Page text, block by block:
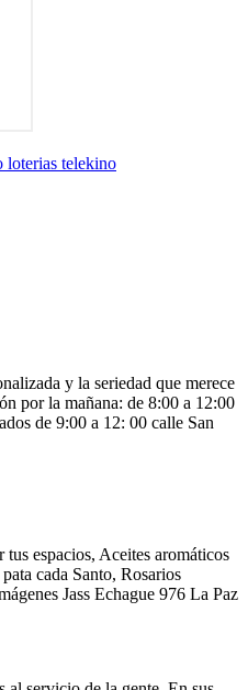
loterias telekino
y la seriedad que merece
por la mañana: de 8:00 a 12:00
de 9:00 a 12: 00 calle San
espacios, Aceites aromáticos
cada Santo, Rosarios
Jass Echague 976 La Paz